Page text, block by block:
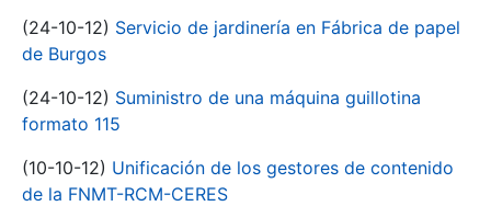
(24-10-12) Servicio de jardinería en Fábrica de papel
de Burgos
(24-10-12) Suministro de una máquina guillotina
formato 115
(10-10-12) Unificación de los gestores de contenido
de la FNMT-RCM-CERES